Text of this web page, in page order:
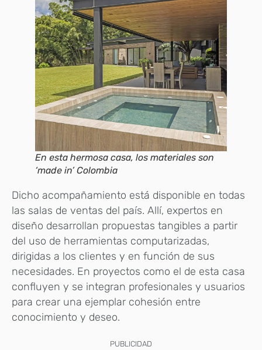
En esta hermosa casa, los materiales son
‘made in’ Colombia
Dicho acompañamiento está disponible en todas
las salas de ventas del país. Allí, expertos en
diseño desarrollan propuestas tangibles a partir
del uso de herramientas computarizadas,
dirigidas a los clientes y en función de sus
necesidades. En proyectos como el de esta casa
confluyen y se integran profesionales y usuarios
para crear una ejemplar cohesión entre
conocimiento y deseo.
PUBLICIDAD